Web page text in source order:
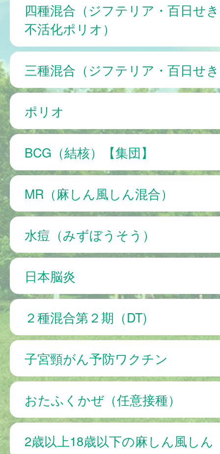
四種混合（ジフテリア・百日せ
不活化ポリオ）
三種混合（ジフテリア・百日せ
ポリオ
BCG（結核）【集団】
MR（麻しん風しん混合）
水痘（みずぼうそう）
日本脳炎
２種混合第２期（DT)
子宮頸がん予防ワクチン
おたふくかぜ（任意接種）
2歳以上18歳以下の麻しん風しん